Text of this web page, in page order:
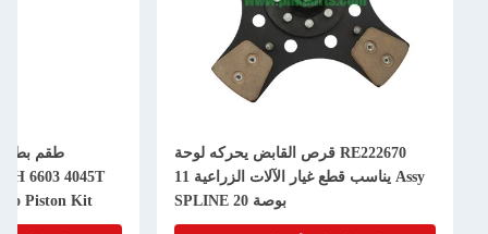
RE222670 قرص القابض يحركه لوحة
Assy يناسب قطع غيار الآلات الزراعية 11
بوصة 20 SPLINE
6603 4045T
Piston Kit